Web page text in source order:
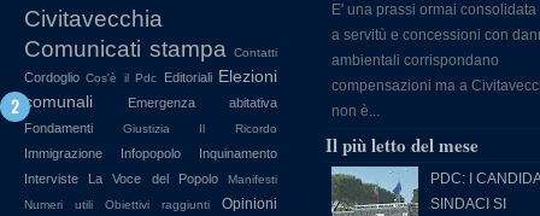
Civitavecchia
Comunicati stampa
Contatti
Cordoglio Cos'è il Pdc Editoriali Elezioni
comunali
Emergenza abitativa
Fondamenti
Giustizia Il Ricordo
Immigrazione Infopopolo
Inquinamento
Interviste
La Voce del Popolo
Manifesti
Numeri utili
Obiettivi raggiunti Opinioni
E' una prassi ormai consolidata
a servitù e concessioni con
ambientali corrispondano
compensazioni ma a
non è...
Il più letto del mese
PDC: I
SINDACI SI